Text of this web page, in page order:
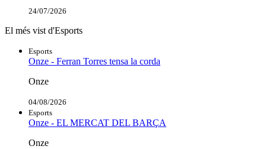
24/07/2026
El més vist d'Esports
Esports
Onze - Ferran Torres tensa la corda
Onze
04/08/2026
Esports
Onze - EL MERCAT DEL BARÇA
Onze